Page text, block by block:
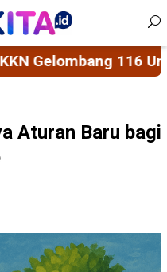
di Kelurahan
Aturan Baru bagi